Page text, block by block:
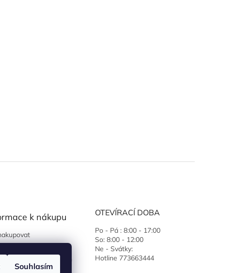
Souhlasím
k nákupu
ochrany osobních
OTEVÍRACÍ DOBA
Po - Pá : 8:00 - 17:00
So: 8:00 - 12:00
Ne - Svátky:
Hotline 773663444